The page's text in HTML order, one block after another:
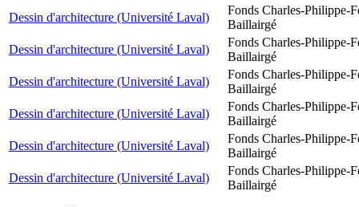
Dessin d'architecture (Université Laval)
Fonds Charles-Philippe-
Baillairgé
Dessin d'architecture (Université Laval)
Fonds Charles-Philippe-
Baillairgé
Dessin d'architecture (Université Laval)
Fonds Charles-Philippe-
Baillairgé
Dessin d'architecture (Université Laval)
Fonds Charles-Philippe-
Baillairgé
Dessin d'architecture (Université Laval)
Fonds Charles-Philippe-
Baillairgé
Dessin d'architecture (Université Laval)
Fonds Charles-Philippe-
Baillairgé